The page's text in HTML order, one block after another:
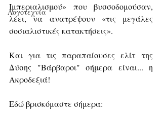
Λογοτεχνία
Ιμπεριαλισμού» που βυσσοδομούσαν,
λέει, να ανατρέψουν «τις μεγάλες
σοσιαλιστικές κατακτήσεις».
Και για τις παραπαίουσες ελίτ της
Δύσης "Βάρβαροι" σήμερα είναι... η
Ακροδεξιά!
Εδώ βρισκόμαστε σήμερα: